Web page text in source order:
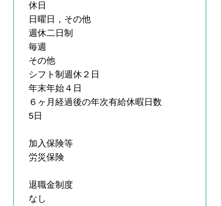
休日
日曜日，その他
週休二日制
毎週
その他
シフト制週休２日
年末年始４日
６ヶ月経過後の年次有給休暇日数
5日
加入保険等
労災保険
退職金制度
なし